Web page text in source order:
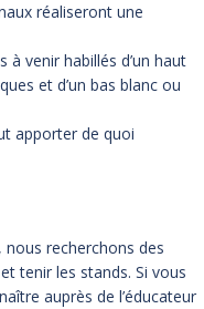
réaliseront une
à venir habillés d’un haut
et d’un bas blanc ou
apporter de quoi
recherchons des
tenir les stands. Si vous
auprès de l’éducateur